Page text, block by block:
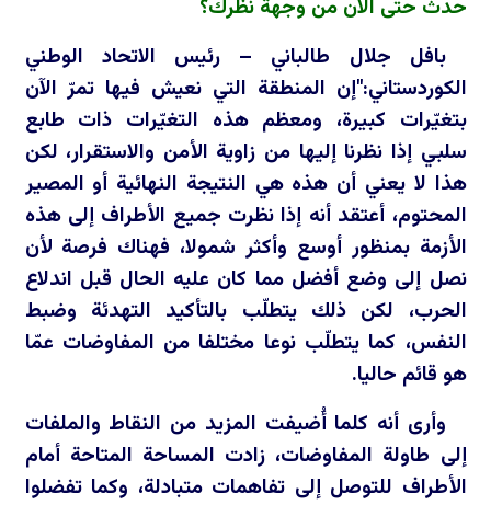
حدث حتى الآن من وجهة نظرك؟
بافل جلال طالباني – رئيس الاتحاد الوطني
الكوردستاني:"إن المنطقة التي نعيش فيها تمرّ الآن
بتغيّرات كبيرة، ومعظم هذه التغيّرات ذات طابع
سلبي إذا نظرنا إليها من زاوية الأمن والاستقرار، لكن
هذا لا يعني أن هذه هي النتيجة النهائية أو المصير
المحتوم، أعتقد أنه إذا نظرت جميع الأطراف إلى هذه
الأزمة بمنظور أوسع وأكثر شمولا، فهناك فرصة لأن
نصل إلى وضع أفضل مما كان عليه الحال قبل اندلاع
الحرب، لكن ذلك يتطلّب بالتأكيد التهدئة وضبط
النفس، كما يتطلّب نوعا مختلفا من المفاوضات عمّا
هو قائم حاليا.
وأرى أنه كلما أُضيفت المزيد من النقاط والملفات
إلى طاولة المفاوضات، زادت المساحة المتاحة أمام
الأطراف للتوصل إلى تفاهمات متبادلة، وكما تفضلوا